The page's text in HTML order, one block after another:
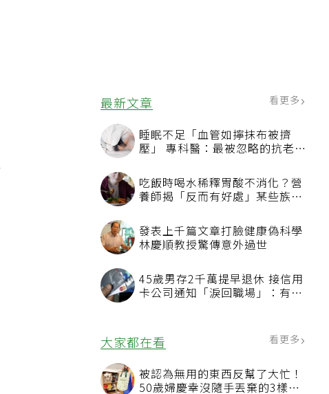
最新文章 看更多
睡眠不足「血管如擰抹布被擠
壓」 專科醫：最被忽略的抗老方
吃飯時喝水稀釋胃酸不消化？營
養師揭「反而有好處」某些族群
發表上千篇文章打臉健康偽科學
林慶順教授驚傳意外過世
45歲男存2千萬提早退休 接信用
卡公司通知「淚回職場」：有錢
大家都在看 看更多
被認為無用的東西反幫了大忙！
50歲婦慶幸沒隨手丟棄的3樣物